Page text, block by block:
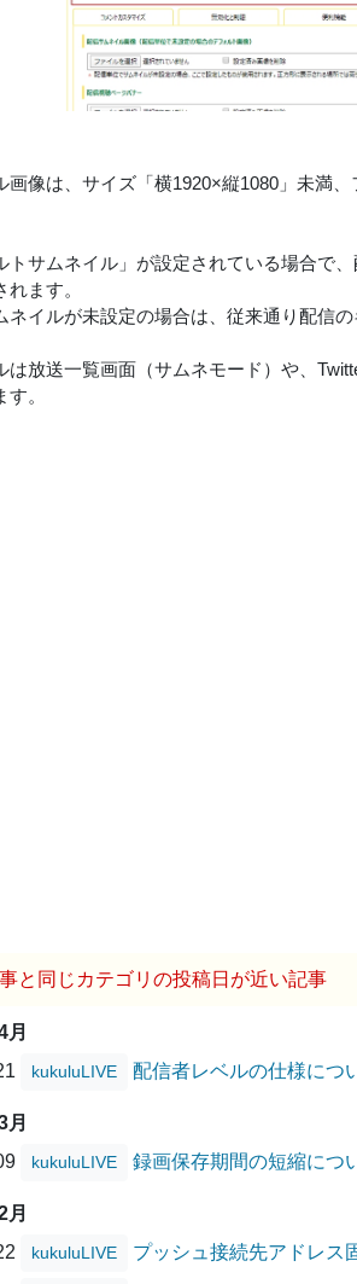
画像は、サイズ「横1920×縦1080」未満
トサムネイル」が設定されている場合で
ます。
ネイルが未設定の場合は、従来通り配信
は放送一覧画面（サムネモード）や、
。
と同じカテゴリの投稿日が近い記事
月
kukuluLIVE 配信者レベルの仕様につ
月
kukuluLIVE 録画保存期間の短縮につ
月
kukuluLIVE プッシュ接続先アドレス